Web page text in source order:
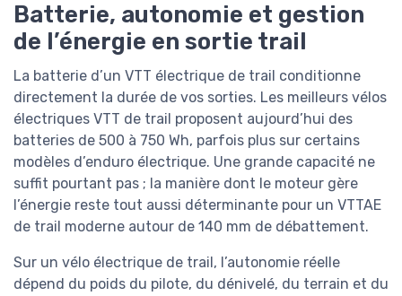
Batterie, autonomie et gestion
de l’énergie en sortie trail
La batterie d’un VTT électrique de trail conditionne
directement la durée de vos sorties. Les meilleurs vélos
électriques VTT de trail proposent aujourd’hui des
batteries de 500 à 750 Wh, parfois plus sur certains
modèles d’enduro électrique. Une grande capacité ne
suffit pourtant pas ; la manière dont le moteur gère
l’énergie reste tout aussi déterminante pour un VTTAE
de trail moderne autour de 140 mm de débattement.
Sur un vélo électrique de trail, l’autonomie réelle
dépend du poids du pilote, du dénivelé, du terrain et du